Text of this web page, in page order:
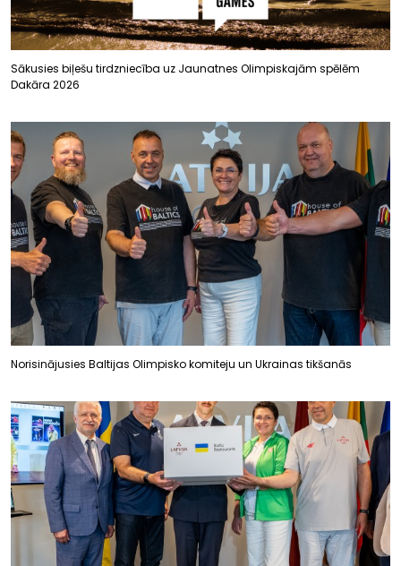
Sākusies biļešu tirdzniecība uz Jaunatnes Olimpiskajām spēlēm
Dakāra 2026
Norisinājusies Baltijas Olimpisko komiteju un Ukrainas tikšanās